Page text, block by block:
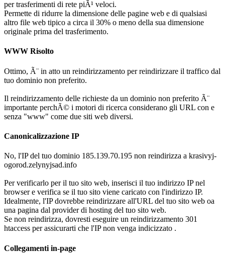
per trasferimenti di rete piÃ¹ veloci.
Permette di ridurre la dimensione delle pagine web e di qualsiasi
altro file web tipico a circa il 30% o meno della sua dimensione
originale prima del trasferimento.
WWW Risolto
Ottimo, Ã¨ in atto un reindirizzamento per reindirizzare il traffico dal
tuo dominio non preferito.
Il reindirizzamento delle richieste da un dominio non preferito Ã¨
importante perchÃ© i motori di ricerca considerano gli URL con e
senza "www" come due siti web diversi.
Canonicalizzazione IP
No, l'IP del tuo dominio 185.139.70.195 non reindirizza a krasivyj-
ogorod.zelynyjsad.info
Per verificarlo per il tuo sito web, inserisci il tuo indirizzo IP nel
browser e verifica se il tuo sito viene caricato con l'indirizzo IP.
Idealmente, l'IP dovrebbe reindirizzare all'URL del tuo sito web oa
una pagina dal provider di hosting del tuo sito web.
Se non reindirizza, dovresti eseguire un reindirizzamento 301
htaccess per assicurarti che l'IP non venga indicizzato .
Collegamenti in-page